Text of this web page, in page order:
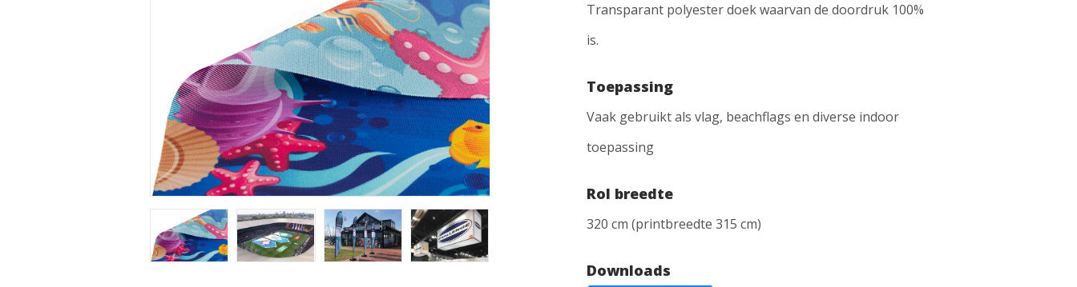
Transparant polyester doek waarvan de doordruk 100%
is.
Toepassing
Vaak gebruikt als vlag, beachflags en diverse indoor
toepassing
Rol breedte
320 cm (printbreedte 315 cm)
Downloads